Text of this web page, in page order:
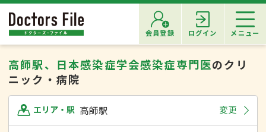
会員登録 ログイン メニュー
高師駅、日本感染症学会感染症専門医のクリ
ニック・病院
エリア・駅 高師駅 変更